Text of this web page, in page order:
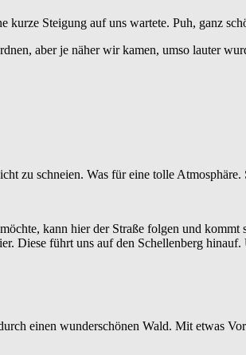
Steigung auf uns wartete. Puh, ganz
aber je näher wir kamen, umso lauter
zu schneien. Was für eine tolle
kann hier der Straße folgen und
Diese führt uns auf den Schellenberg
einen wunderschönen Wald. Mit etwas